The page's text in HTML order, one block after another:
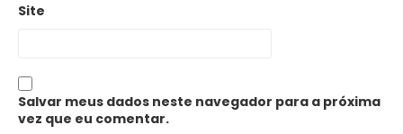
Site
Salvar meus dados neste navegador para a próxima
vez que eu comentar.